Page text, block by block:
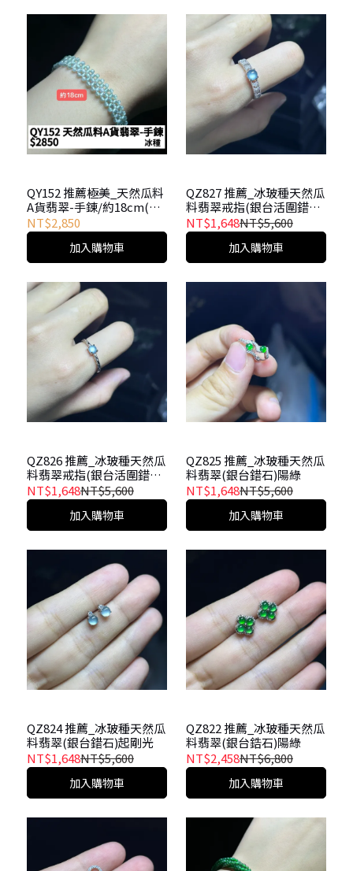
QY152 推薦極美_天然瓜料
A貨翡翠-手錬/約18cm(冰
種)
NT$2,850
加入購物車
QZ827 推薦_冰玻種天然瓜
料翡翠戒指(銀台活圍錯石)
起剛光
NT$1,648NT$5,600
加入購物車
QZ826 推薦_冰玻種天然瓜
料翡翠戒指(銀台活圍錯石)
起剛光
NT$1,648NT$5,600
加入購物車
QZ825 推薦_冰玻種天然瓜
料翡翠(銀台錯石)陽綠
NT$1,648NT$5,600
加入購物車
QZ824 推薦_冰玻種天然瓜
料翡翠(銀台錯石)起剛光
NT$1,648NT$5,600
加入購物車
QZ822 推薦_冰玻種天然瓜
料翡翠(銀台鋯石)陽綠
NT$2,458NT$6,800
加入購物車